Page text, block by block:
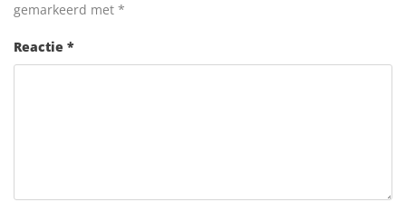
gemarkeerd met *
Reactie *